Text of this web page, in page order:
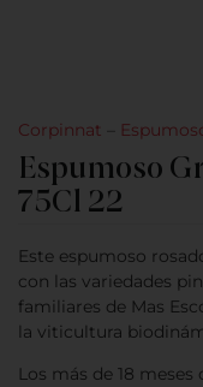
Corpinnat
Espumoso
75Cl 22
Este espumoso
con las variedades
familiares de Mas
la viticultura
Los más de 18